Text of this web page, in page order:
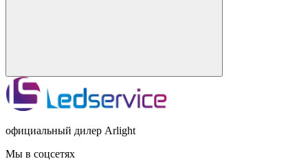
официальный дилер Arlight
Мы в соцсетях